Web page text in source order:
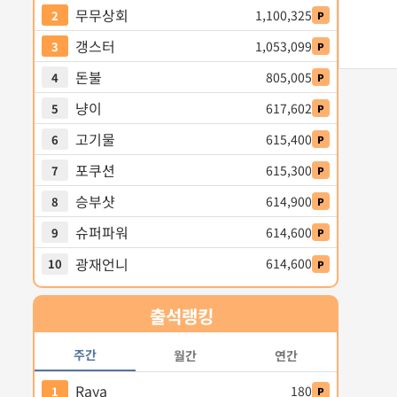
2 무무상회 1,100,325 P
3 갱스터 1,053,099 P
4 돈불 805,005 P
5 냥이 617,602 P
6 고기물 615,400 P
7 포쿠션 615,300 P
8 승부샷 614,900 P
9 슈퍼파워 614,600 P
10 광재언니 614,600 P
출석랭킹
주간 월간 연간
1 Raya 180 P